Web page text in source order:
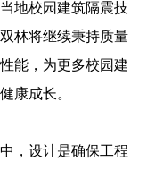
地校园建筑隔震技
林将继续秉持质量
能，为更多校园建
康成长。
，设计是确保工程